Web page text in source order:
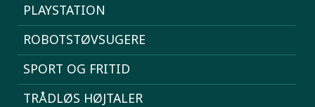
PLAYSTATION
ROBOTSTØVSUGERE
SPORT OG FRITID
TRÅDLØS HØJTALER